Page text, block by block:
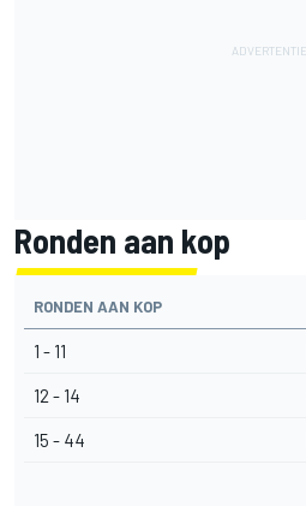
Ronden aan kop
RONDEN AAN KOP
1 - 11
12 - 14
15 - 44